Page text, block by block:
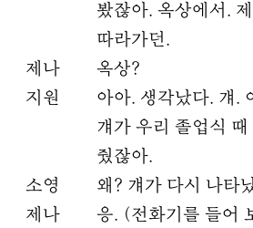
봤잖아. 옥상에서.
따라가던.
제나
옥상?
지원
아아. 생각났다. 걔
걔가 우리 졸업식
줬잖아.
소영
왜? 걔가 다시 나타
제나
응. (전화기를 들어